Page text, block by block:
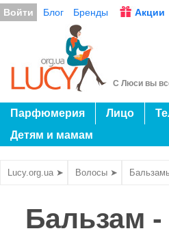
Войти Блог Бренды Акции
С Люси вы
Парфюмерия Лицо
Детям и мамам
Lucy.org.ua ➤ Волосы ➤
Бальзам